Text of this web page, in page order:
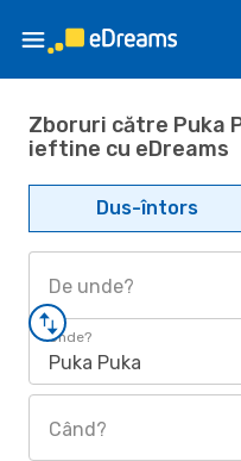
Zboruri către Puka
ieftine cu eDreams
Dus-întors
De unde?
Unde?
Puka Puka
Când?